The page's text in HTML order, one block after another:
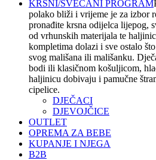
KRSNI/SVEČANI PROGRAM
polako bliži i vrijeme je za izbor
pronađite krsna odijelca lijepog,
od vrhunskih materijala te
kompletima dolazi i sve ostalo
svog mališana ili mališanku.
bodi ili klasičnom košuljicom,
haljinicu dobivaju i pamučne
cipelice.
DJEČACI
DJEVOJČICE
OUTLET
OPREMA ZA BEBE
KUPANJE I NJEGA
B2B